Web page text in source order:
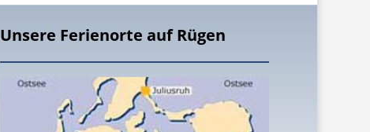
Unsere Ferienorte auf Rügen